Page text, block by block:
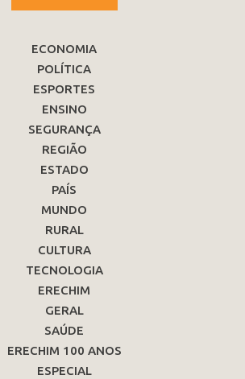
ECONOMIA
POLÍTICA
ESPORTES
ENSINO
SEGURANÇA
REGIÃO
ESTADO
PAÍS
MUNDO
RURAL
CULTURA
TECNOLOGIA
ERECHIM
GERAL
SAÚDE
ERECHIM 100 ANOS
ESPECIAL